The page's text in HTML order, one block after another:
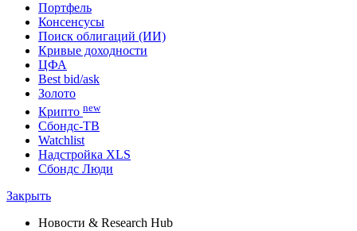
Портфель
Консенсусы
Поиск облигаций (ИИ)
Кривые доходности
ЦФА
Best bid/ask
Золото
Крипто new
Сбондс-ТВ
Watchlist
Надстройка XLS
Сбондс Люди
Закрыть
Новости & Research Hub